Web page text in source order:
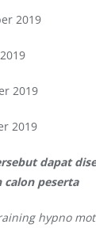
2019
2019
2019
dapat
calon peserta
hypno